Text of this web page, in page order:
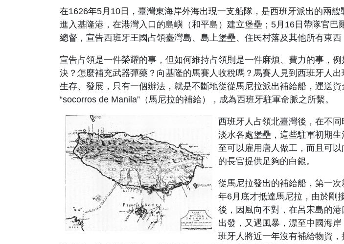
歷次會議記錄 徵稿說明
期刊查詢
在1626年5月 10 日，臺灣東海岸外海出現一支船隊，是西班牙派出的兩艘
進入基隆港，在港灣入口的島嶼（和平島）建立堡壘； 5月 16 日帶隊官巴
總督，宣告西班牙王國占領臺灣島、島上堡壘、住民村落及其他所有東西
宣告占領是一件榮耀的事，但如何維持占領則是一件麻煩、費力的事，
決？怎麼補充武器彈藥？向基隆的馬賽人收稅嗎？馬賽人見到西班牙人
生存、發展，只有一個辦法，就是不斷地從從馬尼拉派出補給船， 運送資
“socorros de Manila” （馬尼拉的補給），成為西班牙駐軍命脈之所繫。
西班牙人占領北臺灣後，在不
淡水各處堡壘，這些駐軍初期
至可以雇用唐人做工，而且可
的長官提供足夠的白銀。
從馬尼拉發出的補給船，第一
年6月底才抵達馬尼拉，由於剛
後，因風向不對，在呂宋島的港
出發，又遇風暴，漂至中國海岸
班牙人將近一年沒有補給物資